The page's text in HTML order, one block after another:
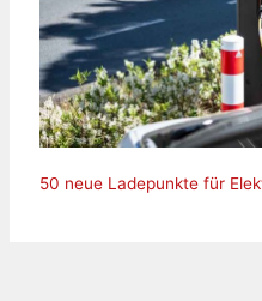
50 neue Ladepunkte für